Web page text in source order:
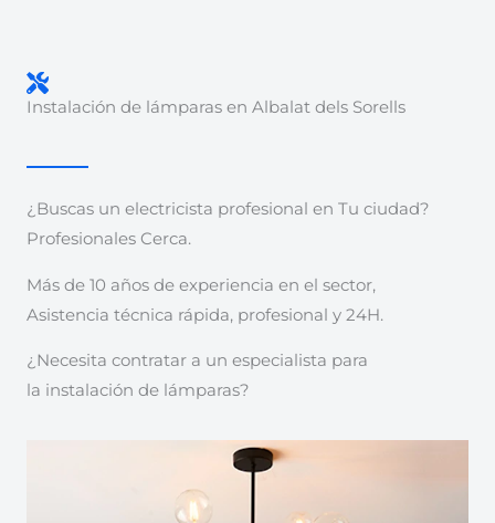
Instalación de lámparas en Albalat dels Sorells
¿Buscas un electricista profesional en Tu ciudad?
Profesionales Cerca.
Más de 10 años de experiencia en el sector,
Asistencia técnica rápida, profesional y 24H.
¿Necesita contratar a un especialista para
la instalación de lámparas?